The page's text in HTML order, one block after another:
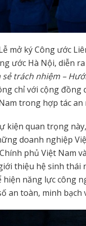
mở ký Công ước
ước Hà Nội, diễn
sẻ trách nhiệm –
chỉ với cộng
trong hợp tác an
kiện quan trọng
doanh nghiệp
phủ Việt Nam
thiệu hệ sinh thái
năng lực công
an toàn, minh bạch